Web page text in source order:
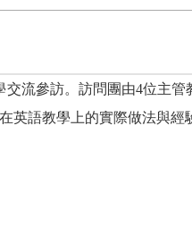
交流參訪。訪問團由4位主管
英語教學上的實際做法與經